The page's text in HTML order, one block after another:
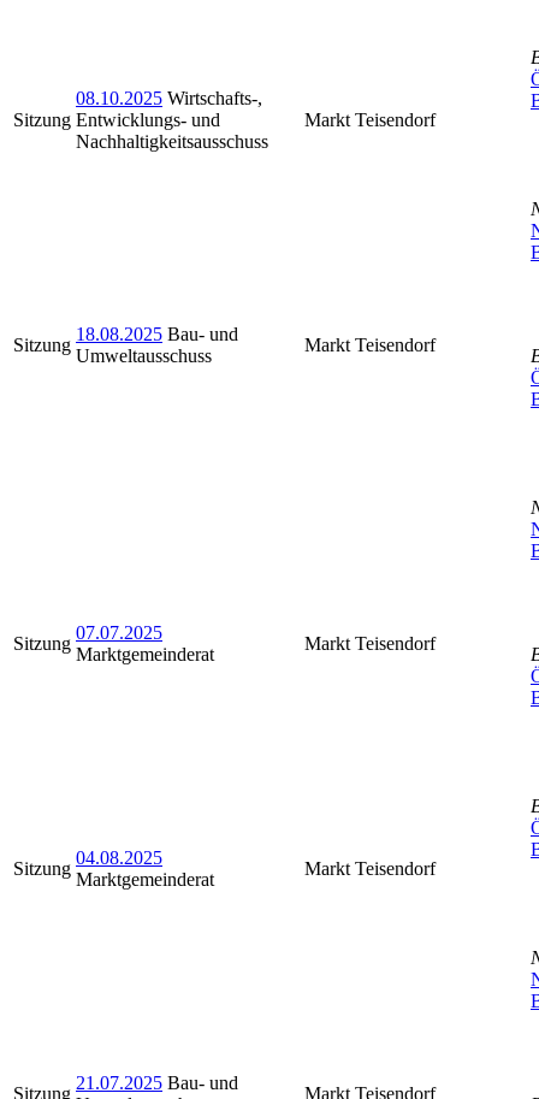
Sitzung
08.10.2025 Wirtschafts-,
Entwicklungs- und
Nachhaltigkeitsausschuss
Markt Teisendorf
Sitzung
18.08.2025 Bau- und
Umweltausschuss
Markt Teisendorf
Sitzung
07.07.2025
Marktgemeinderat
Markt Teisendorf
Sitzung
04.08.2025
Marktgemeinderat
Markt Teisendorf
Sitzung
21.07.2025 Bau- und
Markt Teisendorf